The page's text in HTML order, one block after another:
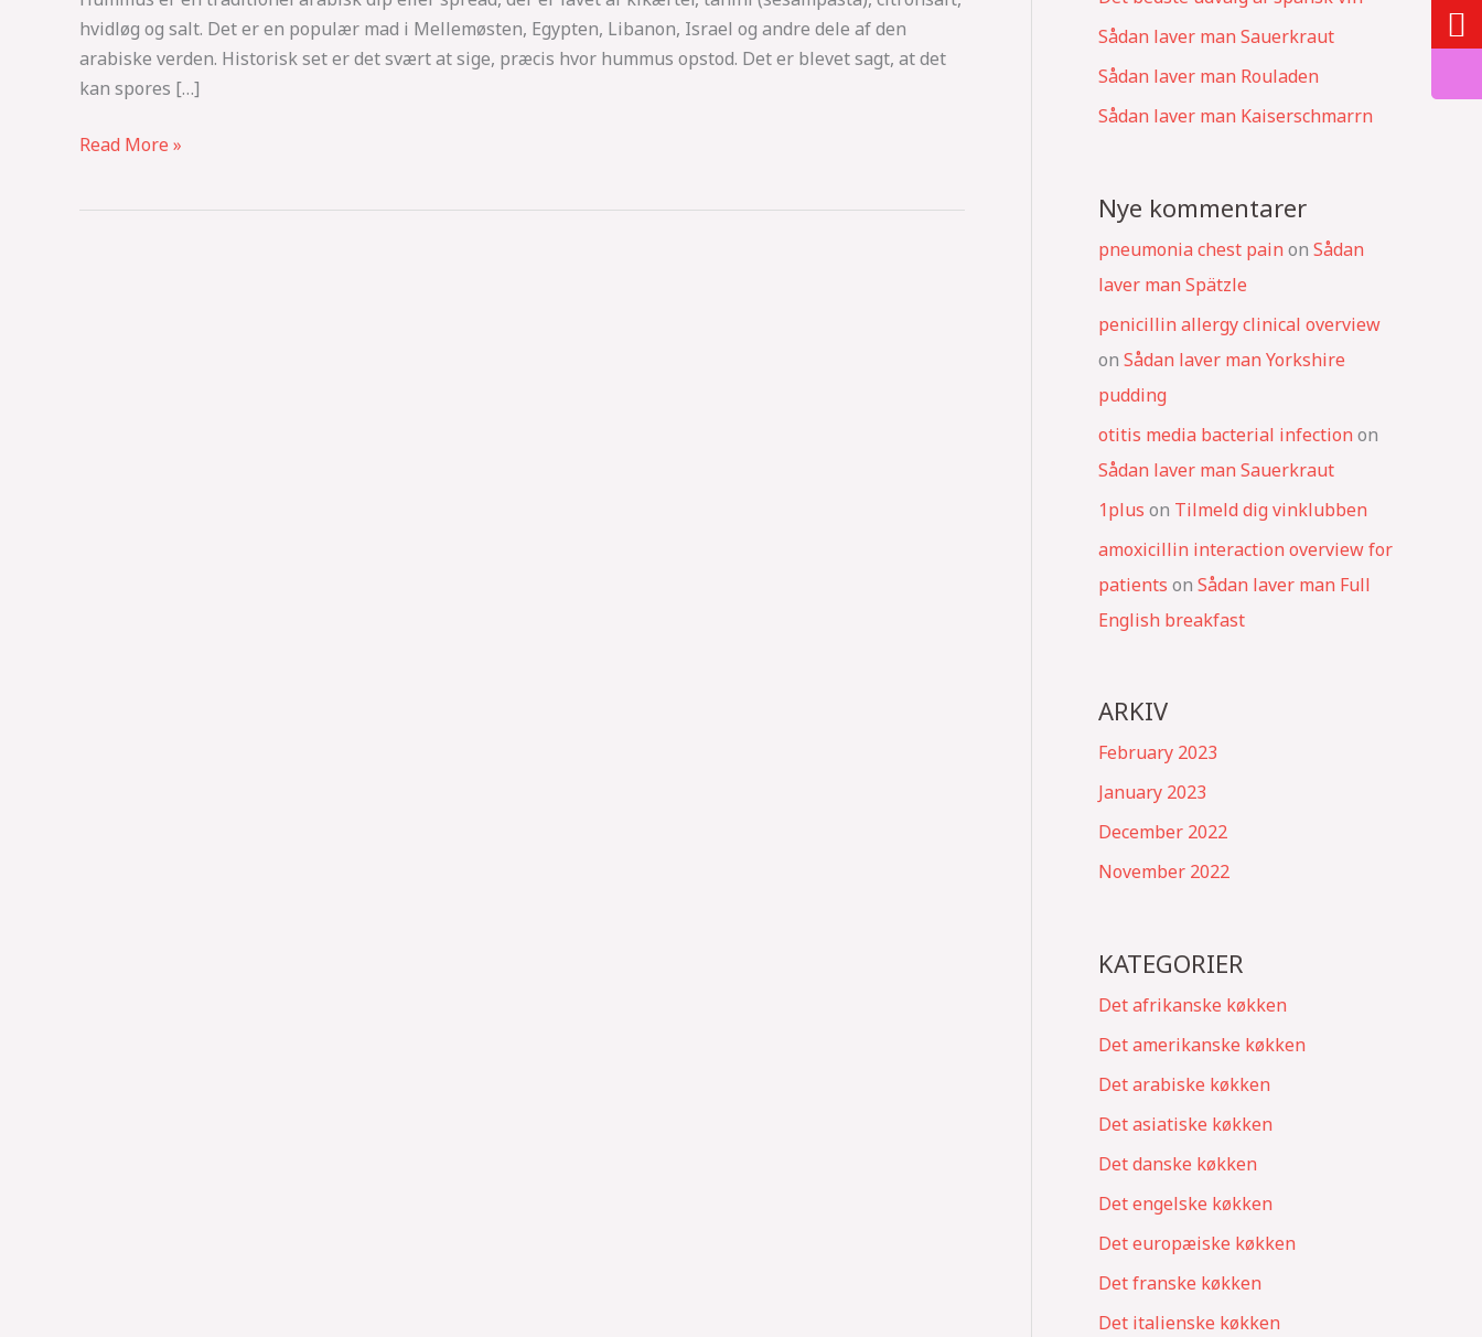
hvidløg og salt. Det er en populær mad i Mellemøsten, Egypten, Libanon, Israel og andre dele af den
arabiske verden. Historisk set er det svært at sige, præcis hvor hummus opstod. Det er blevet sagt, at det
kan spores […]
Read More »
Sådan laver man Sauerkraut
Sådan laver man Rouladen
Sådan laver man Kaiserschmarrn
Nye kommentarer
pneumonia chest pain on Sådan
laver man Spätzle
penicillin allergy clinical overview
on Sådan laver man Yorkshire
pudding
otitis media bacterial infection on
Sådan laver man Sauerkraut
1plus on Tilmeld dig vinklubben
amoxicillin interaction overview for
patients on Sådan laver man Full
English breakfast
ARKIV
February 2023
January 2023
December 2022
November 2022
KATEGORIER
Det afrikanske køkken
Det amerikanske køkken
Det arabiske køkken
Det asiatiske køkken
Det danske køkken
Det engelske køkken
Det europæiske køkken
Det franske køkken
Det italienske køkken